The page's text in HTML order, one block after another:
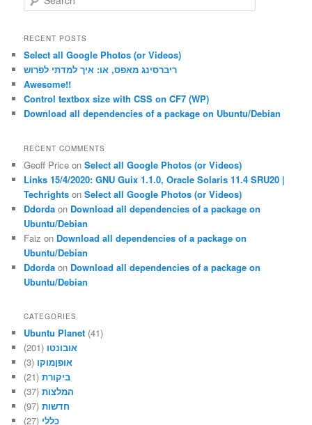
e
r
h
RECENT POSTS
Select all Google Photos (or Videos)
ריברסינג מאפס, או: איך למדתי לפרוש
Awesome!!
Control textbox size with CSS on CF7 (WP)
Download all dependencies of a package on Ubuntu/Debian
RECENT COMMENTS
Geoff Price onSelect all Google Photos (or Videos)
Links 15/4/2020: GNU Guix 1.1.0, Oracle Solaris 11.4 SRU20 |
Techrights onSelect all Google Photos (or Videos)
Ddorda on Download all dependencies of a package on
Ubuntu/Debian
Faiz on Download all dependencies of a package on
Ubuntu/Debian
Ddorda on Download all dependencies of a package on
Ubuntu/Debian
CATEGORIES
Ubuntu Planet (41)
אובונטו (201)
אופןמוקו (3)
ביקורת(21)
המלצות(37)
חדשות(97)
כללי (27)